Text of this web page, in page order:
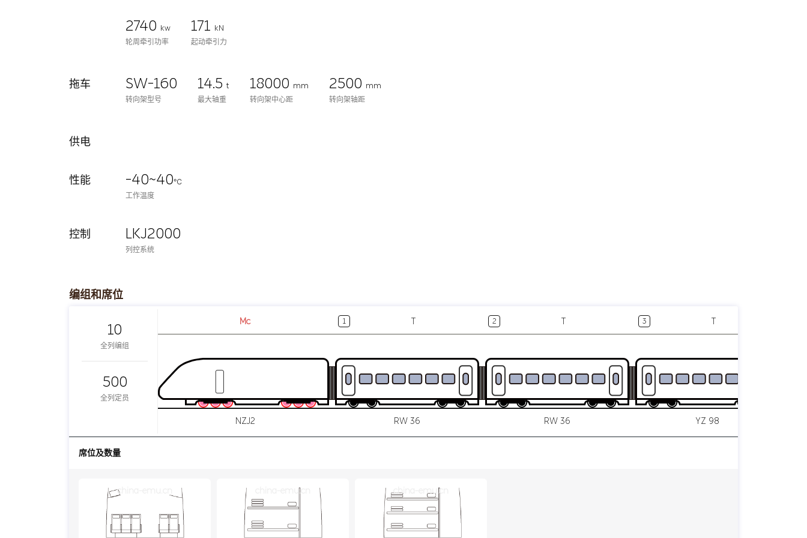
2740 kw
轮周牵引功率
171 kN
起动牵引力
拖车 SW-160
转向架型号
14.5t
最大轴重
18000 mm
转向架中心距
2500 mm
转向架轴距
供电
性能 -40~40℃
工作温度
控制 LKJ2000
列控系统
编组和席位
10
全列编组
500
全列定员
Mc
NZJ2
1 T
RW 36
2 T
RW 36
3 T
YZ 98
席位及数量
china-emu.cn china-emu.cn china-emu.cn